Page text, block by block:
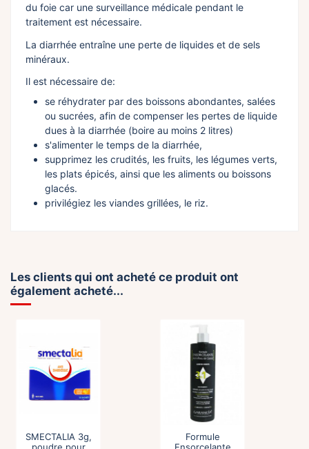
du foie car une surveillance médicale pendant le
traitement est nécessaire.
La diarrhée entraîne une perte de liquides et de sels
minéraux.
Il est nécessaire de:
se réhydrater par des boissons abondantes, salées
ou sucrées, afin de compenser les pertes de liquide
dues à la diarrhée (boire au moins 2 litres)
s'alimenter le temps de la diarrhée,
supprimez les crudités, les fruits, les légumes verts,
les plats épicés, ainsi que les aliments ou boissons
glacés.
privilégiez les viandes grillées, le riz.
Les clients qui ont acheté ce produit ont
également acheté...
SMECTALIA 3g,
poudre pour
Formule
Ensorcelante